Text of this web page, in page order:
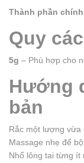
Thành phần
Quy
5g – Phù hợp cho
Hướng
bản
Rắc một lượng vừa
Massage nhẹ để
Nhổ lông tai từng ít